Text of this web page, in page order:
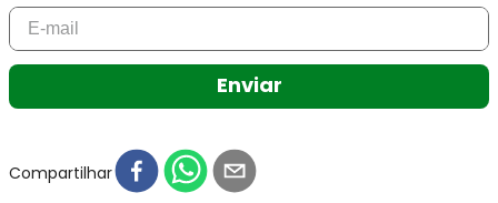
Enviar
Compartilhar